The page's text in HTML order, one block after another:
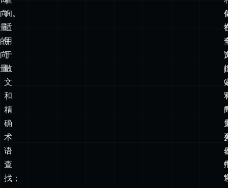
最
接
近
查
询
向
量
的
向
量。
于
关
键
词
查
询。
适
用
于
散
文
和
精